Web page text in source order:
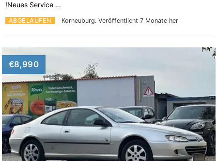
ABGELAUFEN Korneuburg. Veröffentlicht 7 Monate her
!Neues Service …
€8,990